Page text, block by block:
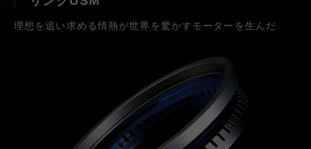
理想を追い求める情熱が世界を驚かすモーターを生んだ